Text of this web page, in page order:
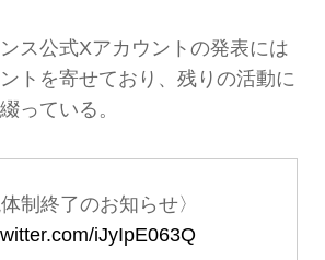
ス公式Xアカウントの発表には
トを寄せており、残りの活動に
っている。
体制終了のお知らせ〉
iJyIpE063Q